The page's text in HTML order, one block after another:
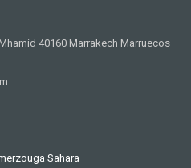
40160 Marrakech Marruecos